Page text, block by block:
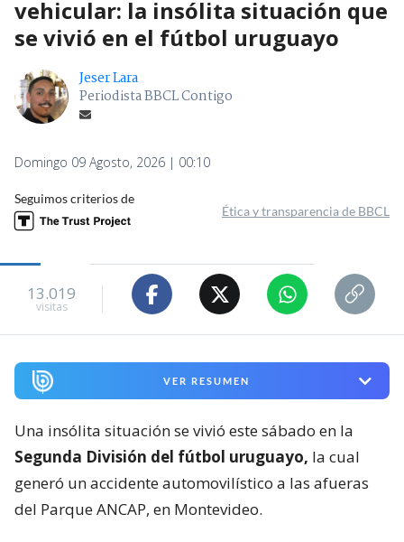
vehicular: la insólita situación que
se vivió en el fútbol uruguayo
Jeser Lara
Periodista BBCL Contigo
Domingo 09 Agosto, 2026 | 00:10
Seguimos criterios de
Ética y transparencia de BBCL
13.019
visitas
VER RESUMEN
Una insólita situación se vivió este sábado en la
Segunda División del fútbol uruguayo, la cual
generó un accidente automovilístico a las afueras
del Parque ANCAP, en Montevideo.